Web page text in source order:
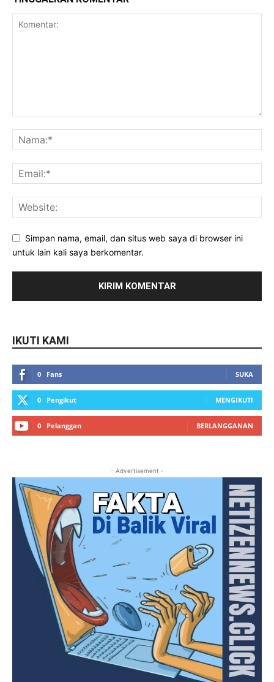
Simpan nama, email, dan situs web saya di browser ini
untuk lain kali saya berkomentar.
IKUTI KAMI
0 Fans SUKA
0 Pengikut MENGIKUTI
0 Pelanggan BERLANGGANAN
- Advertisement -